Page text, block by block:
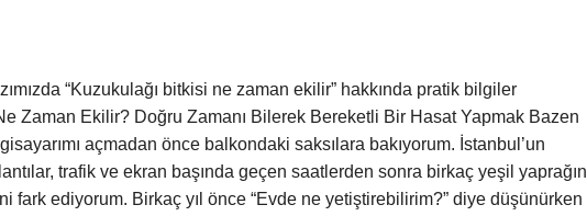
“Kuzukulağı bitkisi ne zaman ekilir” hakkında pratik bilgiler
Zaman Ekilir? Doğru Zamanı Bilerek Bereketli Bir Hasat Yapmak Bazen
açmadan önce balkondaki saksılara bakıyorum. İstanbul’un
trafik ve ekran başında geçen saatlerden sonra birkaç yeşil yaprağın
fark ediyorum. Birkaç yıl önce “Evde ne yetiştirebilirim?” diye düşünürken